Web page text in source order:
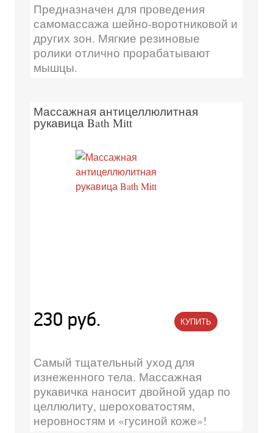
Предназначен для проведения
самомассажа шейно-воротниковой и
других зон. Мягкие резиновые
ролики отлично прорабатывают
мышцы.
Массажная антицеллюлитная
рукавица Bath Mitt
230 руб. КУПИТЬ
Самый тщательный уход для
изнеженного тела. Массажная
рукавичка наносит двойной удар по
целлюлиту, шероховатостям,
неровностям и «гусиной коже»!